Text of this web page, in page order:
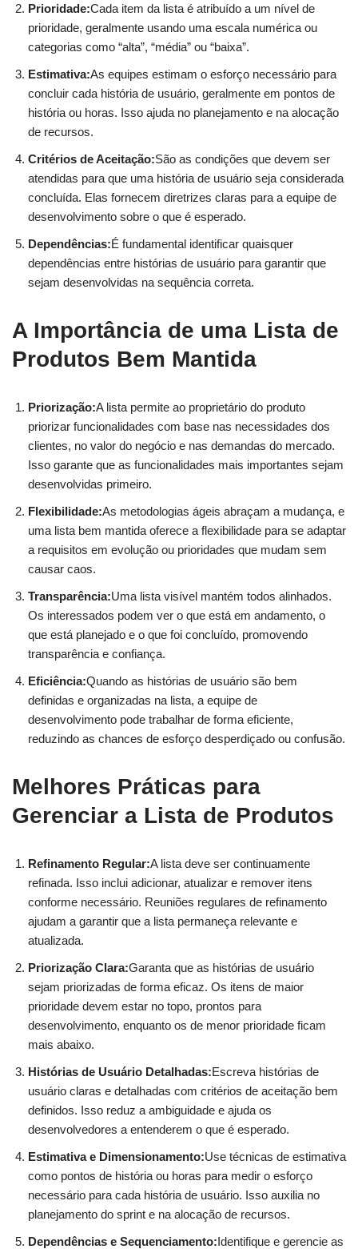
Prioridade:Cada item da lista é atribuído a um nível de
prioridade, geralmente usando uma escala numérica ou
categorias como “alta”, “média” ou “baixa”.
Estimativa:As equipes estimam o esforço necessário para
concluir cada história de usuário, geralmente em pontos de
história ou horas. Isso ajuda no planejamento e na alocação
de recursos.
Critérios de Aceitação:São as condições que devem ser
atendidas para que uma história de usuário seja considerada
concluída. Elas fornecem diretrizes claras para a equipe de
desenvolvimento sobre o que é esperado.
Dependências:É fundamental identificar quaisquer
dependências entre histórias de usuário para garantir que
sejam desenvolvidas na sequência correta.
A Importância de uma Lista de
Produtos Bem Mantida
Priorização:A lista permite ao proprietário do produto
priorizar funcionalidades com base nas necessidades dos
clientes, no valor do negócio e nas demandas do mercado.
Isso garante que as funcionalidades mais importantes sejam
desenvolvidas primeiro.
Flexibilidade:As metodologias ágeis abraçam a mudança, e
uma lista bem mantida oferece a flexibilidade para se adaptar
a requisitos em evolução ou prioridades que mudam sem
causar caos.
Transparência:Uma lista visível mantém todos alinhados.
Os interessados podem ver o que está em andamento, o
que está planejado e o que foi concluído, promovendo
transparência e confiança.
Eficiência:Quando as histórias de usuário são bem
definidas e organizadas na lista, a equipe de
desenvolvimento pode trabalhar de forma eficiente,
reduzindo as chances de esforço desperdiçado ou confusão.
Melhores Práticas para
Gerenciar a Lista de Produtos
Refinamento Regular:A lista deve ser continuamente
refinada. Isso inclui adicionar, atualizar e remover itens
conforme necessário. Reuniões regulares de refinamento
ajudam a garantir que a lista permaneça relevante e
atualizada.
Priorização Clara:Garanta que as histórias de usuário
sejam priorizadas de forma eficaz. Os itens de maior
prioridade devem estar no topo, prontos para
desenvolvimento, enquanto os de menor prioridade ficam
mais abaixo.
Histórias de Usuário Detalhadas:Escreva histórias de
usuário claras e detalhadas com critérios de aceitação bem
definidos. Isso reduz a ambiguidade e ajuda os
desenvolvedores a entenderem o que é esperado.
Estimativa e Dimensionamento:Use técnicas de estimativa
como pontos de história ou horas para medir o esforço
necessário para cada história de usuário. Isso auxilia no
planejamento do sprint e na alocação de recursos.
Dependências e Sequenciamento:Identifique e gerencie as